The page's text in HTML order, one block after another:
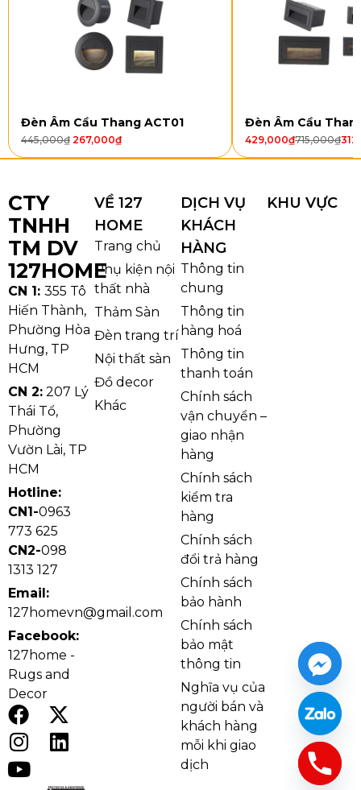
Thông số chi tiết của sản phẩm
VPL51T500 W130 x H500
Kiểu dáng và chất liệu
Đèn Tường Pha Lê VPL51
có thiết kế dạng đứng,
thân đèn dài và gọn, giúp tạo cảm giác mảng tường
cao hơn và sang hơn. Bề mặt đèn được tạo thành từ
nhiều khối pha lê hình chữ nhật xếp đều theo chiều
dọc, nhờ đó khi bật sáng sẽ cho hiệu ứng lấp lánh rõ
nét, rất phù hợp với các vị trí cần tạo điểm nhấn như
hành lang, khu vực cầu thang, sảnh nhỏ hoặc hai
bên vách trang trí.
Ảnh thật Đèn Tường Pha Lê VPL51
Đèn Âm Cầu Thang ACT01
445,000₫ 267,000₫
Đèn Âm Cầu
715,000₫
429,000₫
CTY
TNHH
TM DV
127HOME
CN 1: 355 Tô
Hiến Thành,
Phường Hòa
Hưng, TP
HCM
CN 2: 207 Lý
Thái Tổ,
Phường
Vườn Lài, TP
HCM
Hotline:
CN1-0963
773 625
CN2-098
1313 127
Email:
127homevn@gmail.com
Facebook:
127home -
Rugs and
Decor
VỀ 127
HOME
Trang chủ
Phụ kiện nội
thất nhà
Thảm Sàn
Đèn trang trí
Nội thất sàn
Đồ decor
Khác
DỊCH VỤ
KHÁCH
HÀNG
Thông tin
chung
Thông tin
hàng hoá
Thông tin
thanh toán
Chính sách
vận chuyển –
giao nhận
hàng
Chính sách
kiểm tra
hàng
Chính sách
đổi trả hàng
Chính sách
bảo hành
Chính sách
bảo mật
thông tin
Nghĩa vụ của
người bán và
khách hàng
mỗi khi giao
dịch
KHU VỰC